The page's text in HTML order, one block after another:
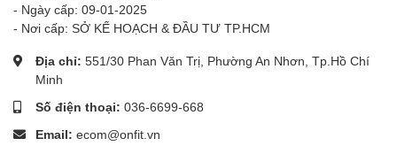
- Ngày cấp: 09-01-2025
- Nơi cấp: SỞ KẾ HOẠCH & ĐẦU TƯ TP.HCM
Địa chỉ: 551/30 Phan Văn Trị, Phường An Nhơn, Tp.Hồ Chí
Minh
Số điện thoại: 036-6699-668
Email: ecom@onfit.vn